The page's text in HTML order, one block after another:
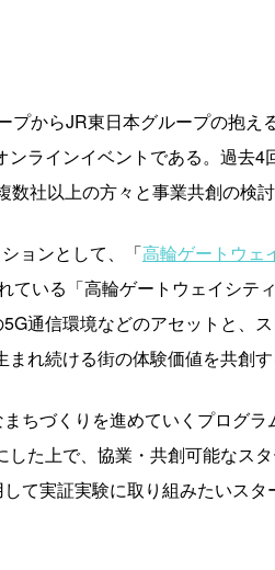
プからJR東日本グループの抱
ラインイベントである。過去
数社以上の方々と事業共創の検
ョンとして、「高輪ゲートウェ
ている「高輪ゲートウェイシ
通信環境などのアセットと、
れ続ける街の体験価値を共創す
ちづくりを進めていくプログ
た上で、協業・共創可能なスタ
て実証実験に取り組みたいス